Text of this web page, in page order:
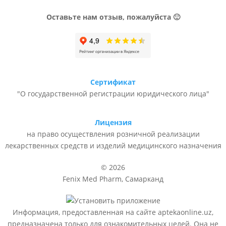
Оставьте нам отзыв, пожалуйста 🙂
Сертификат
"О государственной регистрации юридического лица"
Лицензия
на право осуществления розничной реализации
лекарственных средств и изделий медицинского назначения
© 2026
Fenix Med Pharm, Самарканд
Информация, предоставленная на сайте aptekaonline.uz,
предназначена только для ознакомительных целей. Она не